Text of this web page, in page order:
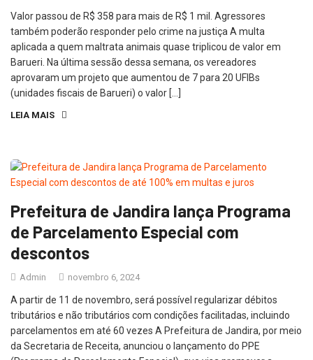
Valor passou de R$ 358 para mais de R$ 1 mil. Agressores
também poderão responder pelo crime na justiça A multa
aplicada a quem maltrata animais quase triplicou de valor em
Barueri. Na última sessão dessa semana, os vereadores
aprovaram um projeto que aumentou de 7 para 20 UFIBs
(unidades fiscais de Barueri) o valor […]
LEIA MAIS
Prefeitura de Jandira lança Programa
de Parcelamento Especial com
descontos
Admin novembro 6, 2024
A partir de 11 de novembro, será possível regularizar débitos
tributários e não tributários com condições facilitadas, incluindo
parcelamentos em até 60 vezes A Prefeitura de Jandira, por meio
da Secretaria de Receita, anunciou o lançamento do PPE